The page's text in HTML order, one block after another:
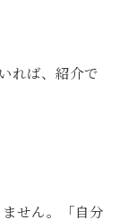
れば、紹介で
せん。「自分